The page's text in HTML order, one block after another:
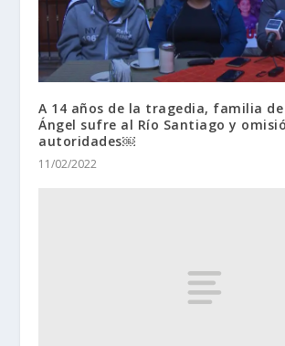
A 14 años de la tragedia, familia
Ángel sufre al Río Santiago y
autoridades￼
11/02/2022